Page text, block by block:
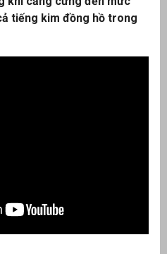
tiếng kim đồng hồ trong